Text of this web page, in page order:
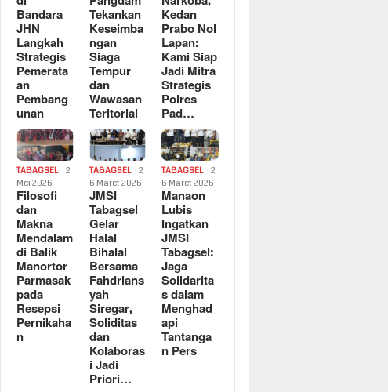
Bandara
JHN
Langkah
Strategis
Pemerata
an
Pembang
unan
Tekankan
Keseimba
ngan
Siaga
Tempur
dan
Wawasan
Teritorial
Kedan
Prabo Nol
Lapan:
Kami Siap
Jadi Mitra
Strategis
Polres
Pad…
TABAGSEL
2
Mei 2026
Filosofi
dan
Makna
Mendalam
di Balik
Manortor
Parmasak
pada
Resepsi
Pernikaha
n
TABAGSEL
2
6 Maret 2026
JMSI
Tabagsel
Gelar
Halal
Bihalal
Bersama
Fahdrians
yah
Siregar,
Soliditas
dan
Kolaboras
i Jadi
Priori…
TABAGSEL
2
6 Maret 2026
Manaon
Lubis
Ingatkan
JMSI
Tabagsel:
Jaga
Solidarita
s dalam
Menghad
api
Tantanga
n Pers